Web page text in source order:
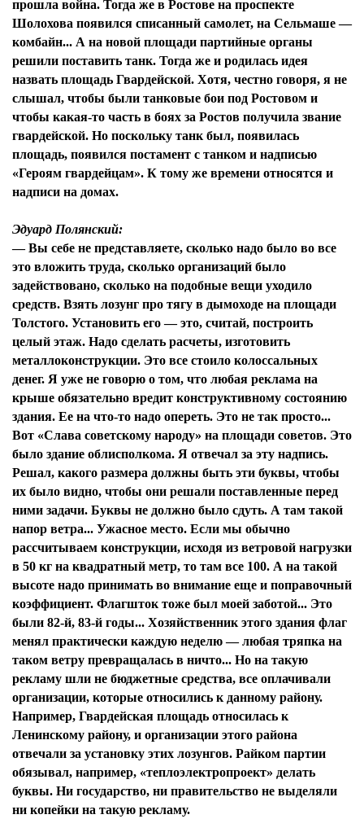
прошла война. Тогда же в Ростове на проспекте
Шолохова появился списанный самолет, на Сельмаше —
комбайн... А на новой площади партийные органы
решили поставить танк. Тогда же и родилась идея
назвать площадь Гвардейской. Хотя, честно говоря, я не
слышал, чтобы были танковые бои под Ростовом и
чтобы какая-то часть в боях за Ростов получила звание
гвардейской. Но поскольку танк был, появилась
площадь, появился постамент с танком и надписью
«Героям гвардейцам». К тому же времени относятся и
надписи на домах.
Эдуард Полянский:
— Вы себе не представляете, сколько надо было во все
это вложить труда, сколько организаций было
задействовано, сколько на подобные вещи уходило
средств. Взять лозунг про тягу в дымоходе на площади
Толстого. Установить его — это, считай, построить
целый этаж. Надо сделать расчеты, изготовить
металлоконструкции. Это все стоило колоссальных
денег. Я уже не говорю о том, что любая реклама на
крыше обязательно вредит конструктивному состоянию
здания. Ее на что-то надо опереть. Это не так просто...
Вот «Слава советскому народу» на площади советов. Это
было здание облисполкома. Я отвечал за эту надпись.
Решал, какого размера должны быть эти буквы, чтобы
их было видно, чтобы они решали поставленные перед
ними задачи. Буквы не должно было сдуть. А там такой
напор ветра... Ужасное место. Если мы обычно
рассчитываем конструкции, исходя из ветровой нагрузки
в 50 кг на квадратный метр, то там все 100. А на такой
высоте надо принимать во внимание еще и поправочный
коэффициент. Флагшток тоже был моей заботой... Это
были 82-й, 83-й годы... Хозяйственник этого здания флаг
менял практически каждую неделю — любая тряпка на
таком ветру превращалась в ничто... Но на такую
рекламу шли не бюджетные средства, все оплачивали
организации, которые относились к данному району.
Например, Гвардейская площадь относилась к
Ленинскому району, и организации этого района
отвечали за установку этих лозунгов. Райком партии
обязывал, например, «теплоэлектропроект» делать
буквы. Ни государство, ни правительство не выделяли
ни копейки на такую рекламу.